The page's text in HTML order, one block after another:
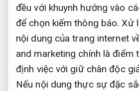
đều với khuynh hướng vào
để chọn kiếm thông báo.Xử
nội dung của trang internet
and marketing chính là điểm
định việc với giữ chân độc
Nếu nội dung thực sự đặc